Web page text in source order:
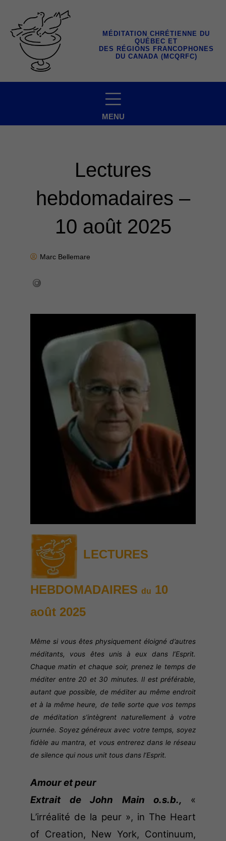
contenu
MÉDITATION CHRÉTIENNE DU
QUÉBEC ET
DES RÉGIONS FRANCOPHONES
DU CANADA (MCQRFC)
MENU
Lectures
hebdomadaires –
10 août 2025
Marc Bellemare
LECTURES
HEBDOMADAIRES du 10
août 2025
Même si vous êtes physiquement éloigné d’autres
méditants, vous êtes unis à eux dans l’Esprit.
Chaque matin et chaque soir, prenez le temps de
méditer entre 20 et 30 minutes. Il est préférable,
autant que possible, de méditer au même endroit
et à la même heure, de telle sorte que vos temps
de méditation s’intègrent naturellement à votre
journée. Soyez généreux avec votre temps, soyez
fidèle au mantra, et vous entrerez dans le réseau
de silence qui nous unit tous dans l’Esprit.
Amour et peur
Extrait de John Main o.s.b., «
L’irréalité de la peur », in The Heart
of Creation, New York, Continuum,